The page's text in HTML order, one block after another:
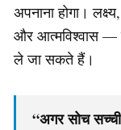
अपनाना होगा।
और आत्मविश्वास —
ले जा सकते हैं।
“अगर सोच